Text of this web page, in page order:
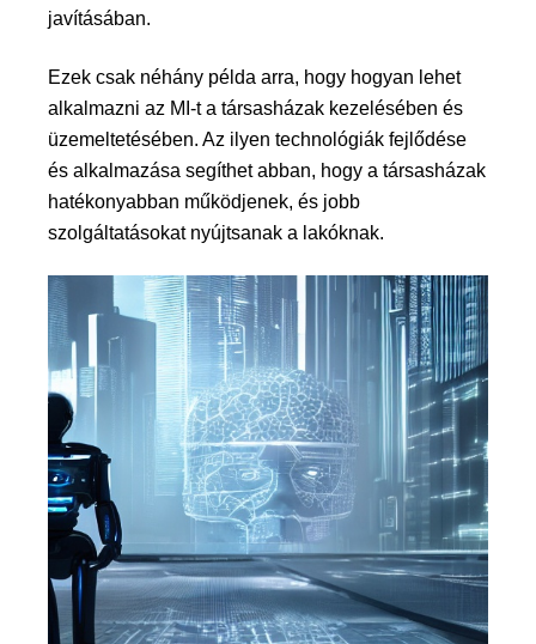
javításában.
Ezek csak néhány példa arra, hogy hogyan lehet
alkalmazni az MI-t a társasházak kezelésében és
üzemeltetésében. Az ilyen technológiák fejlődése
és alkalmazása segíthet abban, hogy a társasházak
hatékonyabban működjenek, és jobb
szolgáltatásokat nyújtsanak a lakóknak.